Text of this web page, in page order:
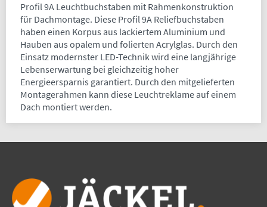
Profil 9A Leuchtbuchstaben mit Rahmenkonstruktion
für Dachmontage. Diese Profil 9A Reliefbuchstaben
haben einen Korpus aus lackiertem Aluminium und
Hauben aus opalem und folierten Acrylglas. Durch den
Einsatz modernster LED-Technik wird eine langjährige
Lebenserwartung bei gleichzeitig hoher
Energieersparnis garantiert. Durch den mitgelieferten
Montagerahmen kann diese Leuchtreklame auf einem
Dach montiert werden.